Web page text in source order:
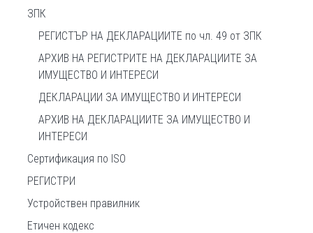
ЗПК
РЕГИСТЪР НА ДЕКЛАРАЦИИТЕ по чл. 49 от ЗПК
АРХИВ НА РЕГИСТРИТЕ НА ДЕКЛАРАЦИИТЕ ЗА
ИМУЩЕСТВО И ИНТЕРЕСИ
ДЕКЛАРАЦИИ ЗА ИМУЩЕСТВО И ИНТЕРЕСИ
АРХИВ НА ДЕКЛАРАЦИИТЕ ЗА ИМУЩЕСТВО И
ИНТЕРЕСИ
Сертификация по ISO
РЕГИСТРИ
Устройствен правилник
Етичен кодекс